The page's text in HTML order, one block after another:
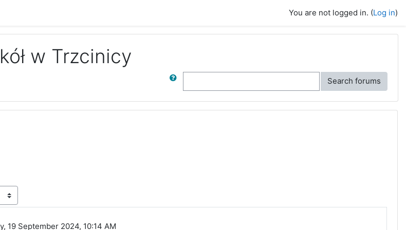
You are not logged in. (Log in)
w Trzcinicy
Search forums
19 September 2024, 10:14 AM